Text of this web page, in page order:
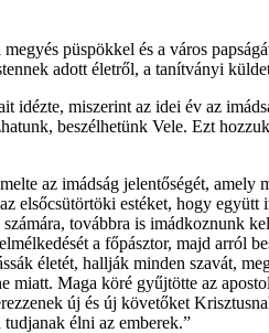
püspökkel és a város
adott életről, a tanítványi
idézte, miszerint az idei év az
beszélhetünk Vele. Ezt
az imádság jelentőségét, amely
elsőcsütörtöki estéket, hogy együtt
továbbra is imádkoznunk
a főpásztor, majd arról
életét, hallják minden szavát,
Maga köré gyűjtötte az
új és új követőket
élni az emberek.”